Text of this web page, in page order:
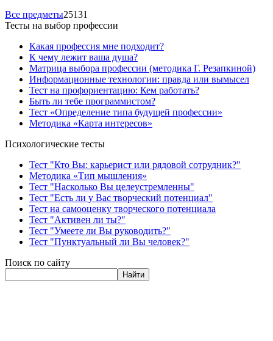
Все предметы25131
Тесты на выбор профессии
Какая профессия мне подходит?
К чему лежит ваша душа?
Матрица выбора профессии (методика Г. Резапкиной)
Информационные технологии: правда или вымысел
Тест на профориентацию: Кем работать?
Быть ли тебе программистом?
Тест «Определение типа будущей профессии»
Методика «Карта интересов»
Психологические тесты
Тест "Кто Вы: карьерист или рядовой сотрудник?"
Методика «Тип мышления»
Тест "Насколько Вы целеустремленны"
Тест "Есть ли у Вас творческий потенциал"
Тест на самооценку творческого потенциала
Тест "Активен ли ты?"
Тест "Умеете ли Вы руководить?"
Тест "Пунктуальный ли Вы человек?"
Поиск по сайту
Найти